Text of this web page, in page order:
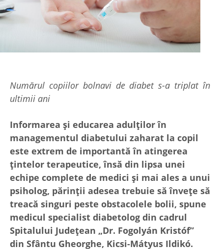
Numărul copiilor bolnavi de diabet s-a triplat în
ultimii ani
Informarea și educarea adulților în
managementul diabetului zaharat la copil
este extrem de importantă în atingerea
țintelor terapeutice, însă din lipsa unei
echipe complete de medici și mai ales a unui
psiholog, părinții adesea trebuie să învețe să
treacă singuri peste obstacolele bolii, spune
medicul specialist diabetolog din cadrul
Spitalului Județean „Dr. Fogolyán Kristóf”
din Sfântu Gheorghe, Kicsi-Mátyus Ildikó.